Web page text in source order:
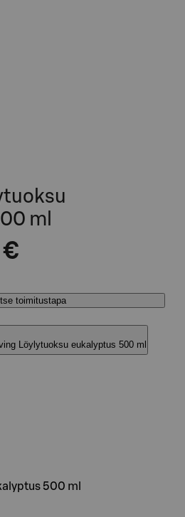
ml
€
toimitustapa
Löylytuoksu eukalyptus 500 ml
500 ml